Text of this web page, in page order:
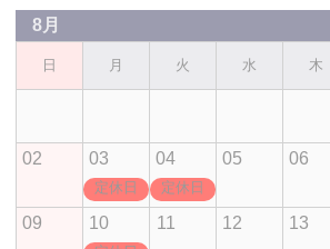
8月
日 月 火 水 木
02 03
定休日
04
定休日
05 06
09 10 11 12 13